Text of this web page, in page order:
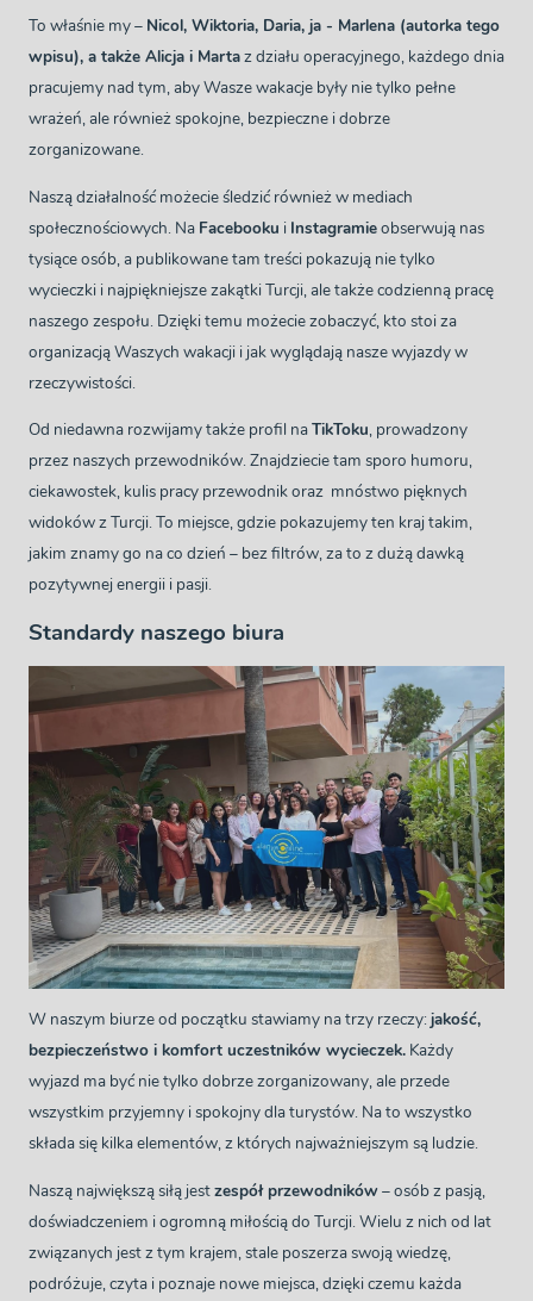
To właśnie my – Nicol, Wiktoria, Daria, ja - Marlena (autorka tego
wpisu), a także Alicja i Martaz działu operacyjnego, każdego dnia
pracujemy nad tym, aby Wasze wakacje były nie tylko pełne
wrażeń, ale również spokojne, bezpieczne i dobrze
zorganizowane.
Naszą działalność możecie śledzić również w mediach
społecznościowych. Na Facebooku i Instagramieobserwują nas
tysiące osób, a publikowane tam treści pokazują nie tylko
wycieczki i najpiękniejsze zakątki Turcji, ale także codzienną pracę
naszego zespołu. Dzięki temu możecie zobaczyć, kto stoi za
organizacją Waszych wakacji i jak wyglądają nasze wyjazdy w
rzeczywistości.
Od niedawna rozwijamy także profil naTikToku, prowadzony
przez naszych przewodników. Znajdziecie tam sporo humoru,
ciekawostek, kulis pracy przewodnik oraz mnóstwo pięknych
widoków z Turcji. To miejsce, gdzie pokazujemy ten kraj takim,
jakim znamy go na co dzień – bez filtrów, za to z dużą dawką
pozytywnej energii i pasji.
Standardy naszego biura
W naszym biurze od początku stawiamy na trzy rzeczy: jakość,
bezpieczeństwo i komfort uczestników wycieczek. Każdy
wyjazd ma być nie tylko dobrze zorganizowany, ale przede
wszystkim przyjemny i spokojny dla turystów. Na to wszystko
składa się kilka elementów, z których najważniejszym są ludzie.
Naszą największą siłą jestzespół przewodników– osób z pasją,
doświadczeniem i ogromną miłością do Turcji. Wielu z nich od lat
związanych jest z tym krajem, stale poszerza swoją wiedzę,
podróżuje, czyta i poznaje nowe miejsca, dzięki czemu każda